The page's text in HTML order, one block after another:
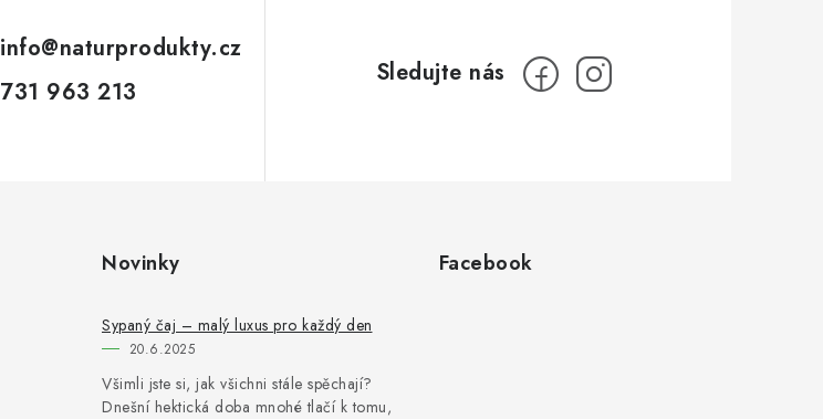
info@naturprodukty.cz
731 963 213
Novinky
Sypaný čaj – malý luxus pro každý den
20.6.2025
Všimli jste si, jak všichni stále spěchají?
Dnešní hektická doba mnohé tlačí k tomu,
Facebook